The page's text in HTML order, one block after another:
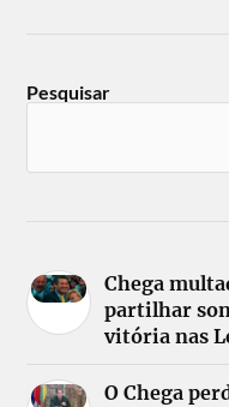
Pesquisar
Chega
partilhar
vitória nas
O Chega